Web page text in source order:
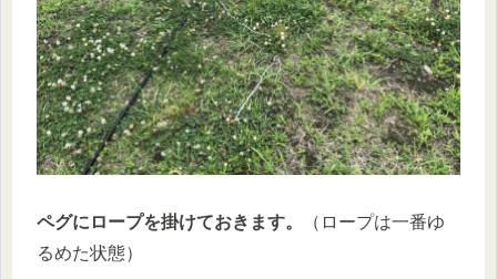
ペグにロープを掛けておきます。
（ロープは一番ゆ
るめた状態）